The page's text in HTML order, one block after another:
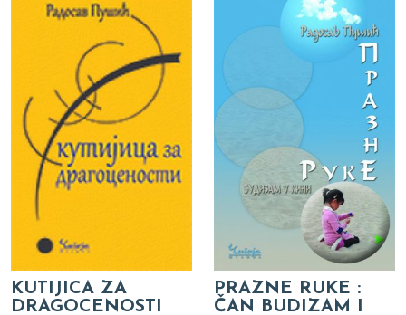
KUTIJICA ZA
DRAGOCENOSTI
PRAZNE RUKE :
ČAN BUDIZAM I